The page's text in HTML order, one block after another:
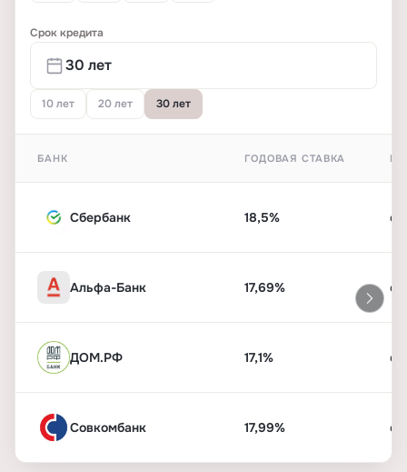
Срок кредита
10 лет 20 лет 30 лет
БАНК ГОДОВАЯ СТАВКА
Сбербанк 18,5%
Альфа-Банк 17,69%
ДОМ.РФ 17,1%
Совкомбанк 17,99%